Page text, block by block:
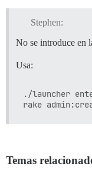
Stephen:
No se introduce en
Usa:
./launcher
Temas